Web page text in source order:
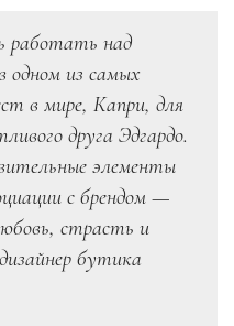
работать над
одном из самых
в мире, Капри, для
друга Эдгардо.
элементы
с брендом —
страсть и
бутика